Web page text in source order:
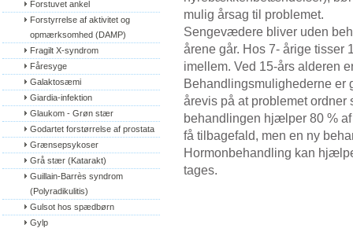
Forstuvet ankel
Forstyrrelse af aktivitet og
opmærksomhed (DAMP)
Fragilt X-syndrom
Fåresyge
Galaktosæmi
Giardia-infektion
Glaukom - Grøn stær
Godartet forstørrelse af prostata
Grænsepsykoser
Grå stær (Katarakt)
Guillain-Barrès syndrom
(Polyradikulitis)
Gulsot hos spædbørn
Gylp
mulig årsag til problemet.
Sengevædere bliver uden
årene går. Hos 7- årige tisser
imellem. Ved 15-års alderen
Behandlingsmulighederne er
årevis på at problemet ordner
behandlingen hjælper 80 %
få tilbagefald, men en ny
Hormonbehandling kan
tages.